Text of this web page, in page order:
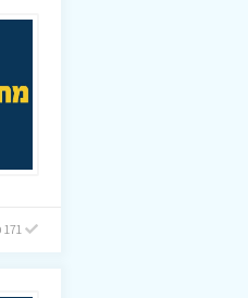
171 כבר חסכו! 0 היום